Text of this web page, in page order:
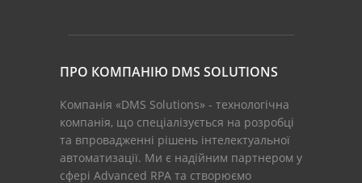
ПРО КОМПАНІЮ DMS SOLUTIONS
Компанія «DMS Solutions» - технологічна
компанія, що спеціалізується на розробці
та впровадженні рішень інтелектуальної
автоматизації. Ми є надійним партнером у
сфері Advanced RPA та створюємо